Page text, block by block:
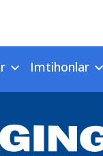
Imtihonlar